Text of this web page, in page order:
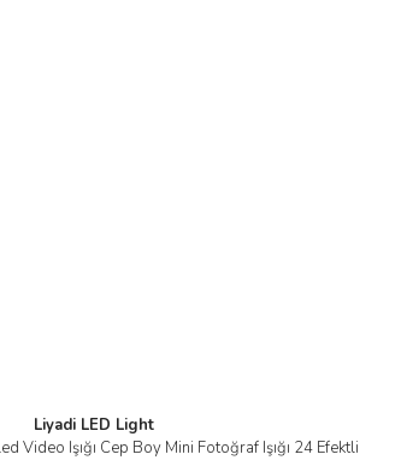
Liyadi LED Light
Video Işığı Cep Boy Mini Fotoğraf Işığı 24 Efektli
İncele